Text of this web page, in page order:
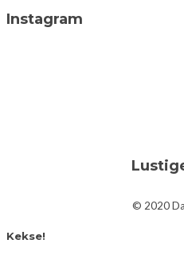
Instagram
© 2020
Kekse!